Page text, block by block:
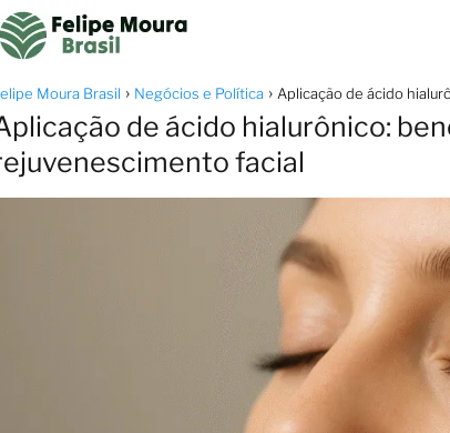
Moura Brasil Negócios e Política Aplicação de ácido
de ácido hialurônico:
facial